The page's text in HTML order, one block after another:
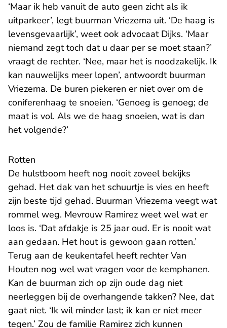
‘Maar ik heb vanuit de auto geen zicht als ik
uitparkeer’, legt buurman Vriezema uit. ‘De haag is
levensgevaarlijk’, weet ook advocaat Dijks. ‘Maar
niemand zegt toch dat u daar per se moet staan?’
vraagt de rechter. ‘Nee, maar het is noodzakelijk. Ik
kan nauwelijks meer lopen’, antwoordt buurman
Vriezema. De buren piekeren er niet over om de
coniferenhaag te snoeien. ‘Genoeg is genoeg; de
maat is vol. Als we de haag snoeien, wat is dan
het volgende?’
Rotten
De hulstboom heeft nog nooit zoveel bekijks
gehad. Het dak van het schuurtje is vies en heeft
zijn beste tijd gehad. Buurman Vriezema veegt wat
rommel weg. Mevrouw Ramirez weet wel wat er
loos is. ‘Dat afdakje is 25 jaar oud. Er is nooit wat
aan gedaan. Het hout is gewoon gaan rotten.’
Terug aan de keukentafel heeft rechter Van
Houten nog wel wat vragen voor de kemphanen.
Kan de buurman zich op zijn oude dag niet
neerleggen bij de overhangende takken? Nee, dat
gaat niet. ‘Ik wil minder last; ik kan er niet meer
tegen.’ Zou de familie Ramirez zich kunnen